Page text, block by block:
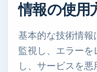
情報の使用
基本的な技術情報
監視し、エラー
し、サービスを